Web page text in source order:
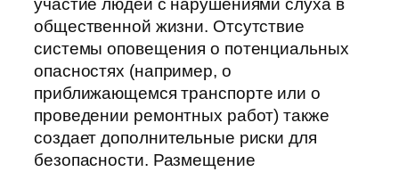
участие людей с нарушениями слуха в
общественной жизни. Отсутствие
системы оповещения о потенциальных
опасностях (например, о
приближающемся транспорте или о
проведении ремонтных работ) также
создает дополнительные риски для
безопасности. Размещение